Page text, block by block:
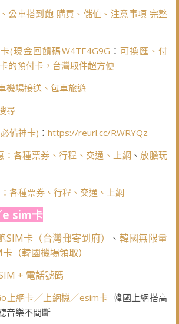
公車搭到飽 購買、儲值、注意事項 完整
(現金回饋碼W4TE4G9G ：可換匯、付
的預付卡，台灣取件超方便
機場接送、包車旅遊
尋
備神卡) ： https://reurl.cc/RWRYQz
：各種票券、行程、交通、上網 、放膽玩
各種票券、行程、交通、上網
e sim卡
SIM卡（台灣郵寄到府） 、 韓國無限量
（韓國機場領取）
+ 電話號碼
上網卡／上網機／esim卡 韓國上網搭高
音樂不間斷